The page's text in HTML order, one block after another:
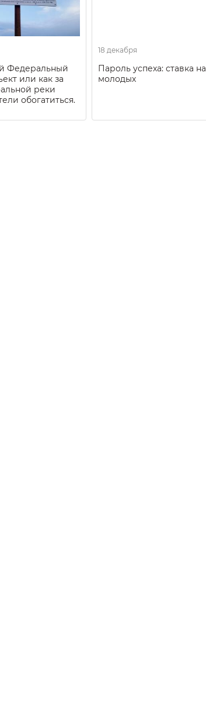
Федеральный
или как за
реки
обогатиться.
18 декабря
Пароль успеха: ставка на
молодых